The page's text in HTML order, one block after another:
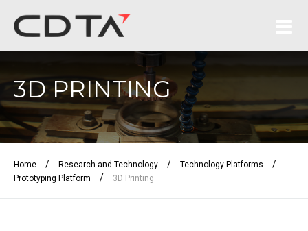
3D PRINTING
Home / Research and Technology / Technology Platforms /
Prototyping Platform / 3D Printing